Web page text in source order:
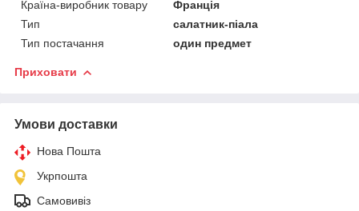
Країна-виробник товару
Франція
Тип
салатник-піала
Тип постачання
один предмет
Приховати
Умови доставки
Нова Пошта
Укрпошта
Самовивіз